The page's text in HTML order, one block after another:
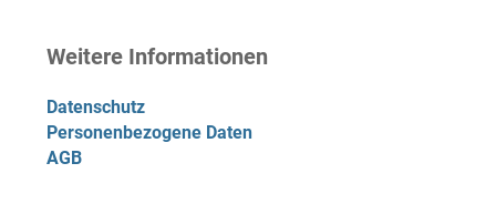
Weitere Informationen
Datenschutz
Personenbezogene Daten
AGB